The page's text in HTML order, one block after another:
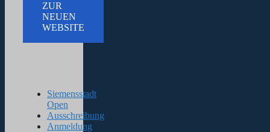
ZUR
NEUEN
WEBSITE
Siemensstadt
Open
Ausschreibung
Anmeldung